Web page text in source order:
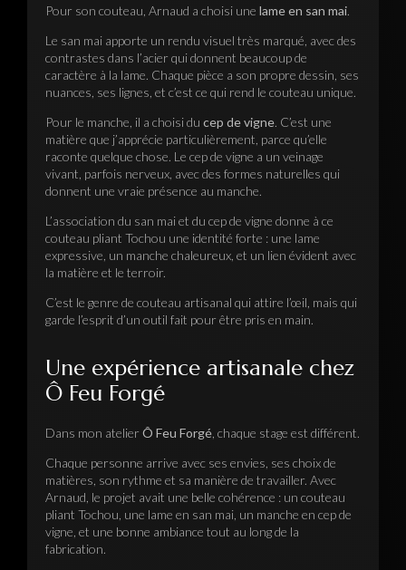
Pour son couteau, Arnaud a choisi une lame en san mai.
Le san mai apporte un rendu visuel très marqué, avec des
contrastes dans l’acier qui donnent beaucoup de
caractère à la lame. Chaque pièce a son propre dessin, ses
nuances, ses lignes, et c’est ce qui rend le couteau unique.
Pour le manche, il a choisi du cep de vigne. C’est une
matière que j’apprécie particulièrement, parce qu’elle
raconte quelque chose. Le cep de vigne a un veinage
vivant, parfois nerveux, avec des formes naturelles qui
donnent une vraie présence au manche.
L’association du san mai et du cep de vigne donne à ce
couteau pliant Tochou une identité forte : une lame
expressive, un manche chaleureux, et un lien évident avec
la matière et le terroir.
C’est le genre de couteau artisanal qui attire l’œil, mais qui
garde l’esprit d’un outil fait pour être pris en main.
Une expérience artisanale chez
Ô Feu Forgé
Dans mon atelier Ô Feu Forgé , chaque stage est différent.
Chaque personne arrive avec ses envies, ses choix de
matières, son rythme et sa manière de travailler. Avec
Arnaud, le projet avait une belle cohérence : un couteau
pliant Tochou, une lame en san mai, un manche en cep de
vigne, et une bonne ambiance tout au long de la
fabrication.